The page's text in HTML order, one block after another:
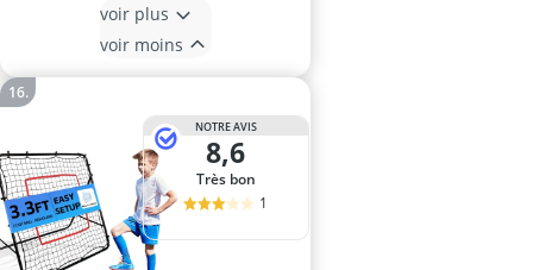
voir plus
voir moins
NOTRE AVIS
8,6
Très bon
1